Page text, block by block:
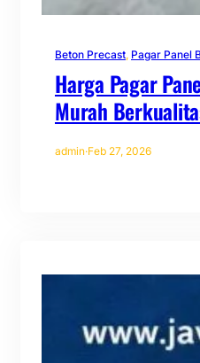
Beton Precast, Pagar Panel
Harga Pagar
Murah
admin·Feb 27, 2026